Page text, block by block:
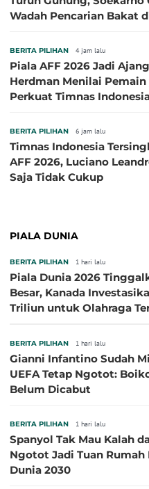
Wadah Pencarian Bakat
BERITA PILIHAN 4 jam lalu
Piala AFF 2026 Jadi
Herdman Menilai
Perkuat Timnas
BERITA PILIHAN 6 jam lalu
Timnas Indonesia
AFF 2026, Luciano
Saja Tidak Cukup
PIALA DUNIA
BERITA PILIHAN 1 hari lalu
Piala Dunia 2026
Besar, Kanada
Triliun untuk Olahraga
BERITA PILIHAN 1 hari lalu
Gianni Infantino Sudah
UEFA Tetap Ngotot:
Belum Dicabut
BERITA PILIHAN 1 hari lalu
Spanyol Tak Mau Kalah
Ngotot Jadi Tuan Rumah
Dunia 2030